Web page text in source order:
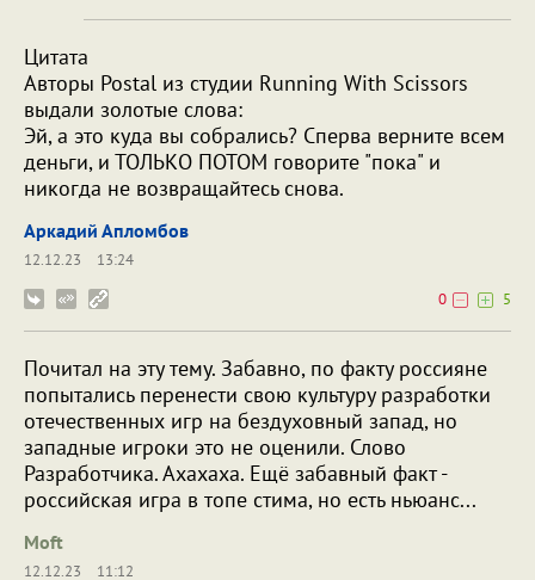
Цитата
Авторы Postal из студии Running With Scissors
выдали золотые слова:
Эй, а это куда вы собрались? Сперва верните всем
деньги, и ТОЛЬКО ПОТОМ говорите "пока" и
никогда не возвращайтесь снова.
Аркадий Апломбов
12.12.23
13:24
0
5
Почитал на эту тему. Забавно, по факту россияне
попытались перенести свою культуру разработки
отечественных игр на бездуховный запад, но
западные игроки это не оценили. Слово
Разработчика. Ахахаха. Ещё забавный факт -
российская игра в топе стима, но есть ньюанс...
Moft
12.12.23 11:12